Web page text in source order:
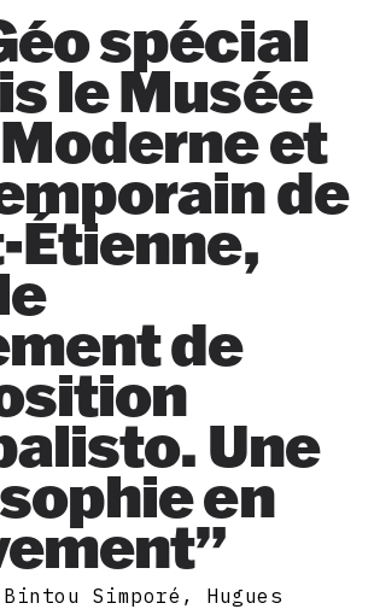
spécial
le Musée
et
de
Étienne,
de
Une
en
Simporé, Hugues